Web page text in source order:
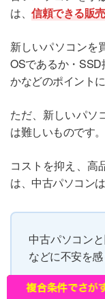
は、信頼できる販
新しいパソコンを
OSであるか・
かなどのポイント
ただ、新しいパソ
は難しいものです。
コストを抑え、高
は、中古パソコン
中古パソコン
などに不安を
私たちブロー